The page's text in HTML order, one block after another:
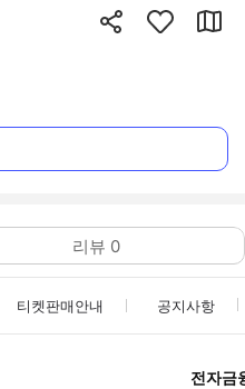
리뷰 0
티켓판매안내 공지사항
전자금